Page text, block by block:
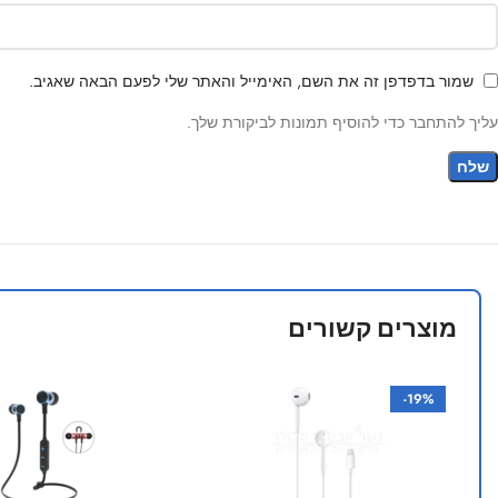
שמור בדפדפן זה את השם, האימייל והאתר שלי לפעם הבאה שאגיב.
עליך להתחבר כדי להוסיף תמונות לביקורת שלך.
מוצרים קשורים
-19%